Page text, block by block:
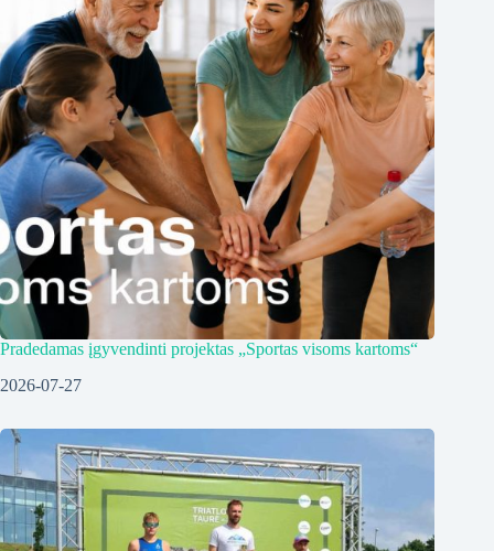
Pradedamas įgyvendinti projektas „Sportas visoms kartoms“
2026-07-27